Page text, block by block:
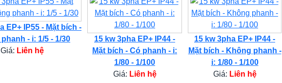
EP+ IP55 - Mặt bích -
- i: 1/5 - 1/30
Giá: Liên hệ
15 kw 3pha EP+ IP44 -
Mặt bích - Có phanh - i:
1/80 - 1/100
Giá: Liên hệ
15 kw 3pha EP+ IP44 -
Mặt bích - Không phanh -
i: 1/80 - 1/100
Giá: Liên hệ